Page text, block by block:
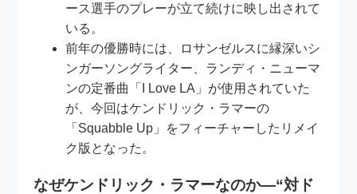
ース選手のプレーが立て続けに映し出されて
いる。
前年の優勝時には、ロサンゼルスに縁深いシ
ンガーソングライター、ランディ・ニューマ
ンの定番曲「I Love LA」が使用されていた
が、今回はケンドリック・ラマーの
「Squabble Up」をフィーチャーしたリメイ
ク版となった。
なぜケンドリック・ラマーなのか―“対ド